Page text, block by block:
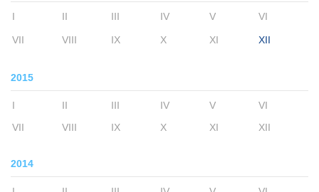
I II III IV V VI
VII VIII IX X XI XII
2015
I II III IV V
VI
VII
VIII IX X XI XII
2014